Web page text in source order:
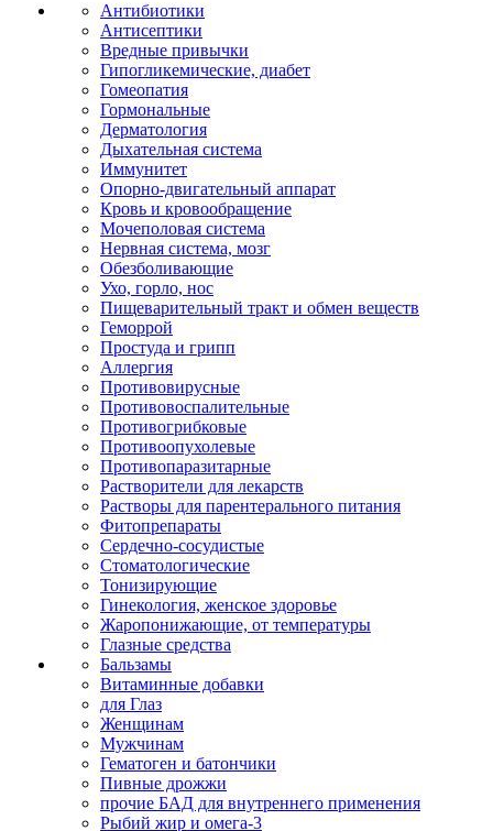
Антибиотики
Антисептики
Вредные привычки
Гипогликемические, диабет
Гомеопатия
Гормональные
Дерматология
Дыхательная система
Иммунитет
Опорно-двигательный аппарат
Кровь и кровообращение
Мочеполовая система
Нервная система, мозг
Обезболивающие
Ухо, горло, нос
Пищеварительный тракт и обмен веществ
Геморрой
Простуда и грипп
Аллергия
Противовирусные
Противовоспалительные
Противогрибковые
Противоопухолевые
Противопаразитарные
Растворители для лекарств
Растворы для парентерального питания
Фитопрепараты
Сердечно-сосудистые
Стоматологические
Тонизирующие
Гинекология, женское здоровье
Жаропонижающие, от температуры
Глазные средства
Бальзамы
Витаминные добавки
для Глаз
Женщинам
Мужчинам
Гематоген и батончики
Пивные дрожжи
прочие БАД для внутреннего применения
Рыбий жир и омега-3